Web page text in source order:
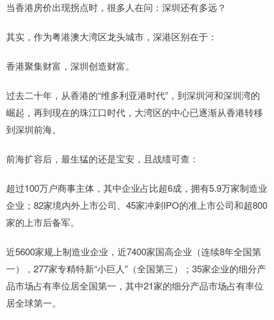
当香港房价出现拐点时，很多人在问：深圳还有多远？
其实，作为粤港澳大湾区龙头城市，深港区别在于：
香港聚集财富，深圳创造财富。
过去二十年，从香港的“维多利亚港时代”，到深圳河和深圳湾的
崛起，再到现在的珠江口时代，大湾区的中心已逐渐从香港转移
到深圳前海。
前海扩容后，最生猛的还是宝安，且战绩可查：
超过100万户商事主体，其中企业占比超6成，拥有5.9万家制造业
企业；82家境内外上市公司、45家冲刺IPO的准上市公司和超800
家的上市后备军。
近5600家规上制造业企业，近7400家国高企业（连续8年全国第
一），277家专精特新“小巨人”（全国第三）；35家企业的细分产
品市场占有率位居全国第一，其中21家的细分产品市场占有率位
居全球第一。